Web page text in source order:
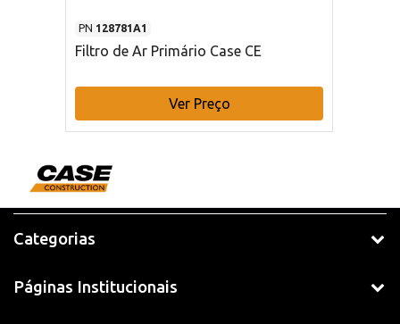
PN 128781A1
Filtro de Ar Primário Case CE
Ver Preço
Categorias
Páginas Institucionais